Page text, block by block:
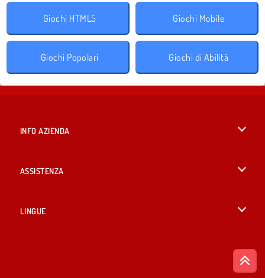
Giochi HTML5 Giochi Mobile
Giochi Popolari Giochi di Abilità
INFO AZIENDA
ASSISTENZA
LINGUE